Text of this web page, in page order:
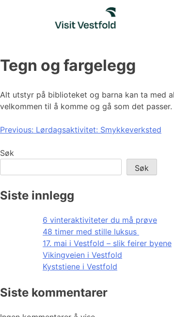
Tegn og fargelegg
Alt utstyr på biblioteket og barna kan ta med
velkommen til å komme og gå som det passer.
Innleggsnavigasjon
Previous: Lørdagsaktivitet: Smykkeverksted
Søk
Søk
Siste innlegg
6 vinteraktiviteter du må prøve
48 timer med stille luksus
17. mai i Vestfold – slik feirer byene
Vikingveien i Vestfold
Kyststiene i Vestfold
Siste kommentarer